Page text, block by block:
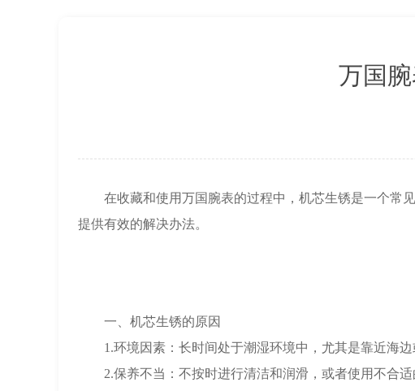
万国
在收藏和使用万国腕表的过程中，机芯生锈是一个常见
提供有效的解决办法。
一、机芯生锈的原因
1.环境因素：长时间处于潮湿环境中，尤其是靠近海边
2.保养不当：不按时进行清洁和润滑，或者使用不合适